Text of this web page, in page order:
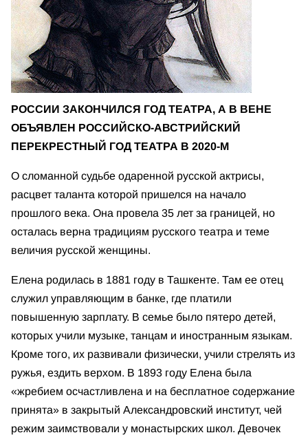
РОССИИ ЗАКОНЧИЛСЯ ГОД ТЕАТРА, А В ВЕНЕ
ОБЪЯВЛЕН РОССИЙСКО-АВСТРИЙСКИЙ
ПЕРЕКРЕСТНЫЙ ГОД ТЕАТРА В 2020-М
О сломанной судьбе одаренной русской актрисы,
расцвет таланта которой пришелся на начало
прошлого века. Она провела 35 лет за границей, но
осталась верна традициям русского театра и теме
величия русской женщины.
Елена родилась в 1881 году в Ташкенте. Там ее отец
служил управляющим в банке, где платили
повышенную зарплату. В семье было пятеро детей,
которых учили музыке, танцам и иностранным языкам.
Кроме того, их развивали физически, учили стрелять из
ружья, ездить верхом. В 1893 году Елена была
«жребием осчастливлена и на бесплатное содержание
принята» в закрытый Александровский институт, чей
режим заимствовали у монастырских школ. Девочек